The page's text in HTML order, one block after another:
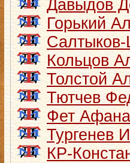
Давыдов
Горький
Кольцов
Толстой
Тютчев
Фет
Тургенев
КР-